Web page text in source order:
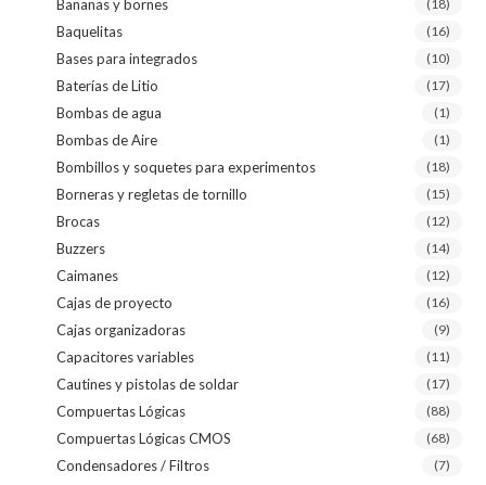
Bananas y bornes (18)
Baquelitas (16)
Bases para integrados (10)
Baterías de Litio (17)
Bombas de agua (1)
Bombas de Aire (1)
Bombillos y soquetes para experimentos (18)
Borneras y regletas de tornillo (15)
Brocas (12)
Buzzers (14)
Caimanes (12)
Cajas de proyecto (16)
Cajas organizadoras (9)
Capacitores variables (11)
Cautines y pistolas de soldar (17)
Compuertas Lógicas (88)
Compuertas Lógicas CMOS (68)
Condensadores / Filtros (7)